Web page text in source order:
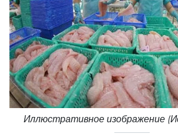
Иллюстративное изображение